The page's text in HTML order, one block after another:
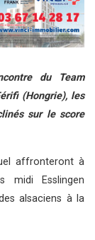
du Team
(Hongrie), les
sur le score
affronteront à
midi Esslingen
alsaciens à la